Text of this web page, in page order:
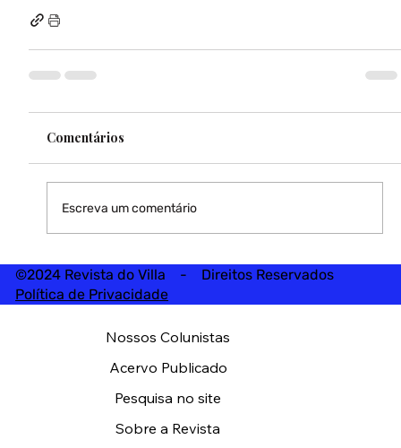
Comentários
Escreva um comentário
©2024 Revista do Villa - Direitos Reservados
Política de Privacidade
Nossos Colunistas
Acervo Publicado
Pesquisa no site
Sobre a Revista